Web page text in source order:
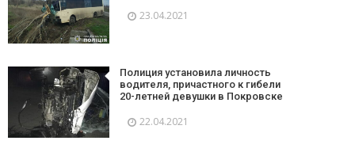
23.04.2021
Полиция установила личность
водителя, причастного к гибели
20-летней девушки в Покровске
22.04.2021